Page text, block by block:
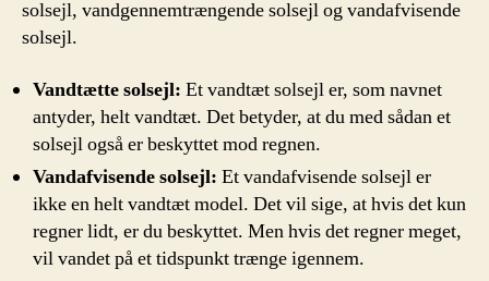
solsejl, vandgennemtrængende solsejl og vandafvisende
solsejl.
Vandtætte solsejl: Et vandtæt solsejl er, som navnet
antyder, helt vandtæt. Det betyder, at du med sådan et
solsejl også er beskyttet mod regnen.
Vandafvisende solsejl: Et vandafvisende solsejl er
ikke en helt vandtæt model. Det vil sige, at hvis det kun
regner lidt, er du beskyttet. Men hvis det regner meget,
vil vandet på et tidspunkt trænge igennem.